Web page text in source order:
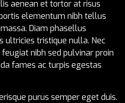
aenean et tortor at risus
elementum nibh tellus
Diam phasellus
ultricies tristique nulla. Nec
nibh sed pulvinar proin
fames ac turpis egestas
purus semper eget duis.